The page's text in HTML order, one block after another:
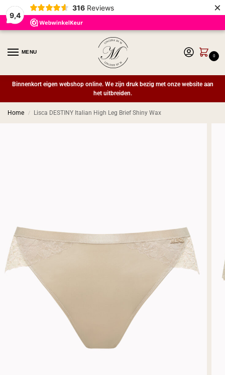
9,4
316 Reviews ×
MENU
0
Binnenkort eigen webshop online. We zijn druk bezig met onze website aan
het uitbreiden.
Home / Lisca DESTINY Italian High Leg Brief Shiny Wax